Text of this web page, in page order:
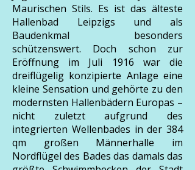
Maurischen Stils. Es ist das älteste
Hallenbad Leipzigs und als
Baudenkmal besonders
schützenswert. Doch schon zur
Eröffnung im Juli 1916 war die
dreiflügelig konzipierte Anlage eine
kleine Sensation und gehörte zu den
modernsten Hallenbädern Europas –
nicht zuletzt aufgrund des
integrierten Wellenbades in der 384
qm großen Männerhalle im
Nordflügel des Bades das damals das